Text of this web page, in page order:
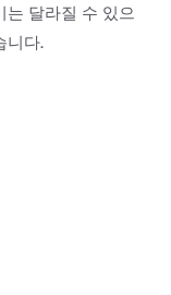
는 달라질 수 있으
니다.